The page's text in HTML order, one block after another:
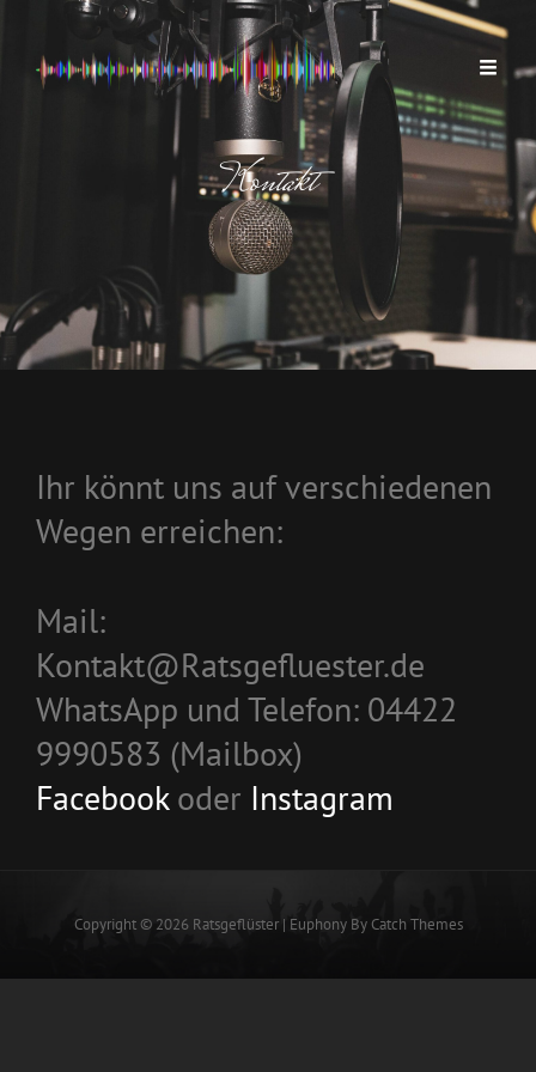
Kontakt
Ihr könnt uns auf verschiedenen
Wegen erreichen:
Mail:
Kontakt@Ratsgefluester.de
WhatsApp und Telefon: 04422
9990583 (Mailbox)
Facebookoder Instagram
Copyright © 2026 Ratsgeflüster | Euphony By Catch Themes